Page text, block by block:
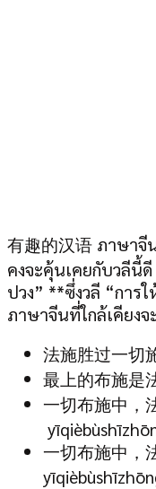
有趣的汉语 ภาษา
คงจะคุ้นเคยกับวลีนี้
ปวง” **ซึ่งวลี “การ
ภาษาจีนที่ใกล้เคียงจ
法施胜过一切
最上的布施是
一切布施中，
一切布施中，